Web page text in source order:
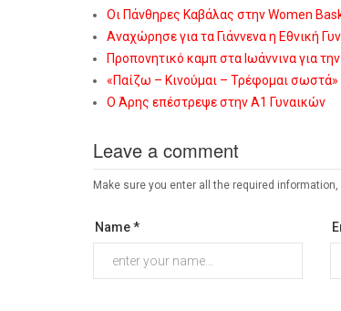
Οι Πάνθηρες Καβάλας στην Women
Αναχώρησε για τα Γιάννενα η Εθνική
Προπονητικό καμπ στα Ιωάννινα για
«Παίζω – Κινούμαι – Τρέφομαι σωστά»
Ο Άρης επέστρεψε στην Α1 Γυναικών
Leave a comment
Make sure you enter all the required
Name *